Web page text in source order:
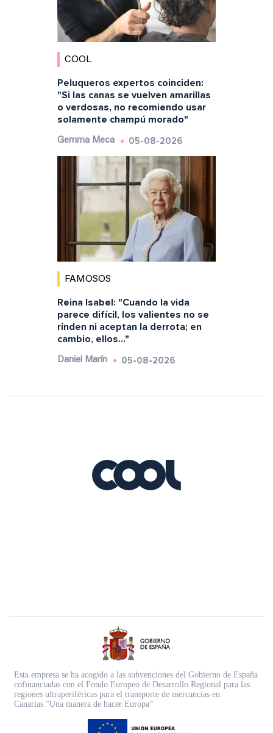
COOL
Peluqueros expertos coinciden:
"Si las canas se vuelven amarillas
o verdosas, no recomiendo usar
solamente champú morado"
Gemma Meca 05-08-2026
FAMOSOS
Reina Isabel: "Cuando la vida
parece difícil, los valientes no se
rinden ni aceptan la derrota; en
cambio, ellos..."
Daniel Marín 05-08-2026
Esta empresa se ha acogido a las subvenciones del Gobierno de España
cofinanciadas con el Fondo Europeo de Desarrollo Regional para las
regiones ultraperiféricas para el transporte de mercancías en
Canarias.”Una manera de hacer Europa”